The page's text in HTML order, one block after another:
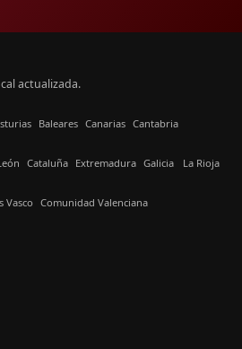
actualizada.
Baleares Canarias Cantabria
Cataluña Extremadura Galicia La Rioja
Vasco Comunidad Valenciana